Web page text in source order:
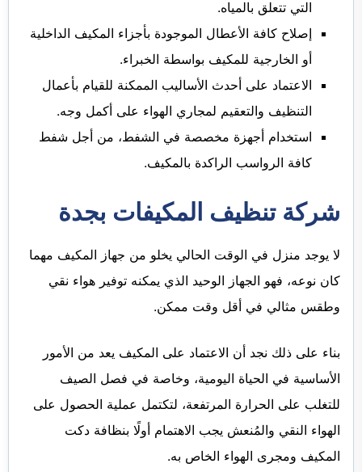
التي تتعلق بالمياه.
إصلاح كافة الأعطال الموجودة بأجزاء المكيف الداخلية
أو الخارجية للمكيف بواسطة الخبراء.
الاعتماد على أحدث الأساليب الممكنة للقيام بأعمال
التنظيف والتعقيم لمجاري الهواء على أكمل وجه.
استخدام أجهزة مخصصة في الشفط، من أجل شفط
كافة الرواسب الراكدة بالمكيف.
شركة تنظيف المكيفات بجدة
لا يوجد منزل في الوقت الحالي يخلو من جهاز المكيف مهما
كان نوعه، فهو الجهاز الوحيد الذي يمكنه توفير هواء نقي
وطقس مثالي في أقل وقت ممكن.
بناء على ذلك نجد أن الاعتماد على المكيف يعد من الأمور
الأساسية في الحياة اليومية، وخاصة في فصل الصيف
للتغلب على الحرارة المرتفعة، لتكتمل عملية الحصول على
الهواء النقي والمُنعش يجب الاهتمام أولًا بنظافة دكت
المكيف ومجرى الهواء الخاص به.